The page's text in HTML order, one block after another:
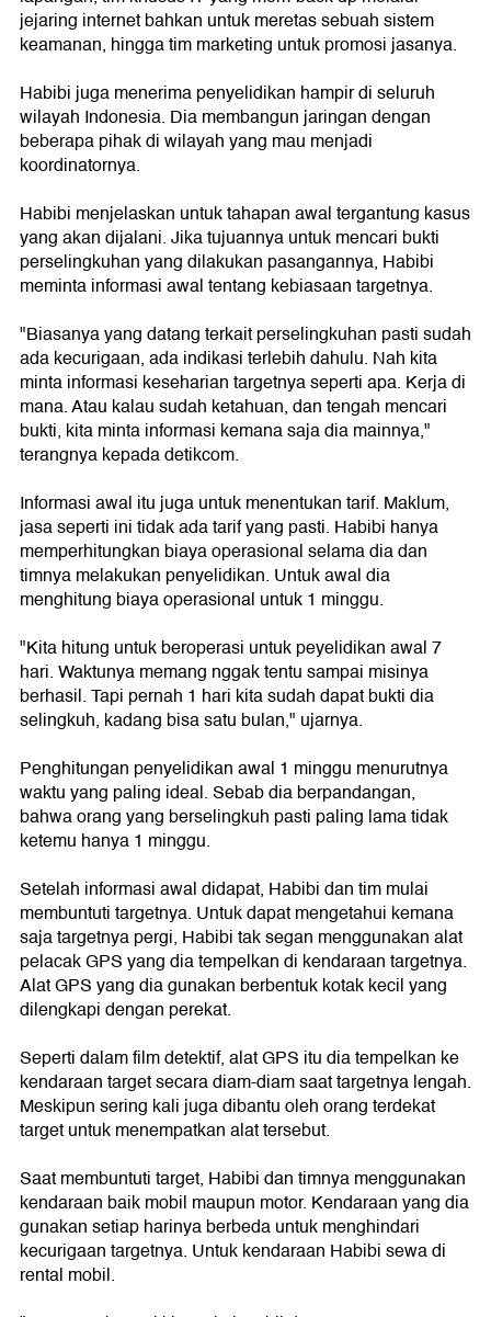
jejaring internet bahkan untuk meretas sebuah sistem
keamanan, hingga tim marketing untuk promosi jasanya.
Habibi juga menerima penyelidikan hampir di seluruh
wilayah Indonesia. Dia membangun jaringan dengan
beberapa pihak di wilayah yang mau menjadi
koordinatornya.
Habibi menjelaskan untuk tahapan awal tergantung kasus
yang akan dijalani. Jika tujuannya untuk mencari bukti
perselingkuhan yang dilakukan pasangannya, Habibi
meminta informasi awal tentang kebiasaan targetnya.
"Biasanya yang datang terkait perselingkuhan pasti sudah
ada kecurigaan, ada indikasi terlebih dahulu. Nah kita
minta informasi keseharian targetnya seperti apa. Kerja di
mana. Atau kalau sudah ketahuan, dan tengah mencari
bukti, kita minta informasi kemana saja dia mainnya,"
terangnya kepada detikcom.
Informasi awal itu juga untuk menentukan tarif. Maklum,
jasa seperti ini tidak ada tarif yang pasti. Habibi hanya
memperhitungkan biaya operasional selama dia dan
timnya melakukan penyelidikan. Untuk awal dia
menghitung biaya operasional untuk 1 minggu.
"Kita hitung untuk beroperasi untuk peyelidikan awal 7
hari. Waktunya memang nggak tentu sampai misinya
berhasil. Tapi pernah 1 hari kita sudah dapat bukti dia
selingkuh, kadang bisa satu bulan," ujarnya.
Penghitungan penyelidikan awal 1 minggu menurutnya
waktu yang paling ideal. Sebab dia berpandangan,
bahwa orang yang berselingkuh pasti paling lama tidak
ketemu hanya 1 minggu.
Setelah informasi awal didapat, Habibi dan tim mulai
membuntuti targetnya. Untuk dapat mengetahui kemana
saja targetnya pergi, Habibi tak segan menggunakan alat
pelacak GPS yang dia tempelkan di kendaraan targetnya.
Alat GPS yang dia gunakan berbentuk kotak kecil yang
dilengkapi dengan perekat.
Seperti dalam film detektif, alat GPS itu dia tempelkan ke
kendaraan target secara diam-diam saat targetnya lengah.
Meskipun sering kali juga dibantu oleh orang terdekat
target untuk menempatkan alat tersebut.
Saat membuntuti target, Habibi dan timnya menggunakan
kendaraan baik mobil maupun motor. Kendaraan yang dia
gunakan setiap harinya berbeda untuk menghindari
kecurigaan targetnya. Untuk kendaraan Habibi sewa di
rental mobil.